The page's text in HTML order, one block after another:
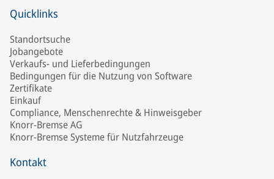
Quicklinks
Standortsuche
Jobangebote
Verkaufs- und Lieferbedingungen
Bedingungen für die Nutzung von Software
Zertifikate
Einkauf
Compliance, Menschenrechte & Hinweisgeber
Knorr-Bremse AG
Knorr-Bremse Systeme für Nutzfahrzeuge
Kontakt